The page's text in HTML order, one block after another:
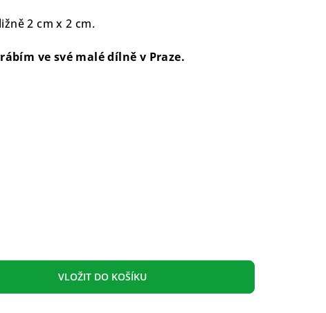
2 cm x 2 cm.
ve své malé dílně v Praze.
VLOŽIT DO KOŠÍKU